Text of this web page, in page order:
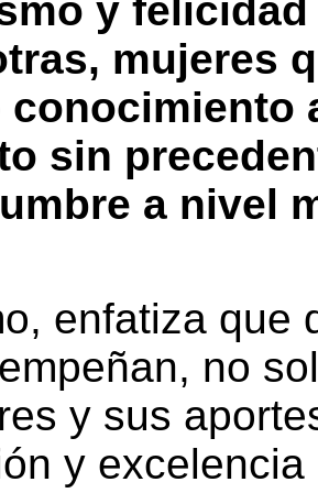
y
mujeres
conocimiento
sin
a nivel
enfatiza que
no
y sus
y